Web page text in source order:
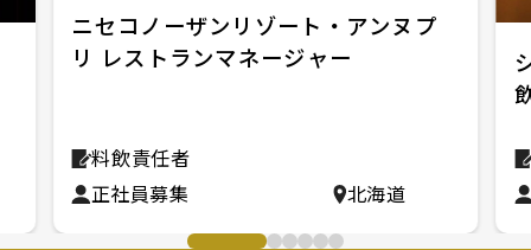
ニセコノーザンリゾート・アンヌプ
リ レストランマネージャー
料飲責任者
正社員募集
北海道